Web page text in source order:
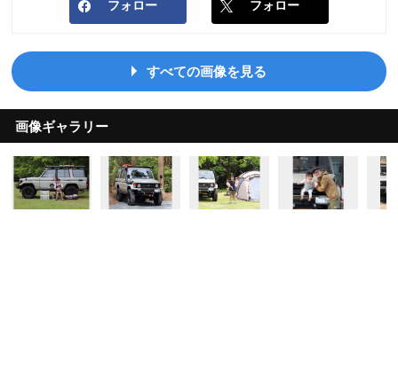
フォロー フォロー
すべての画像を見る
画像ギャラリー